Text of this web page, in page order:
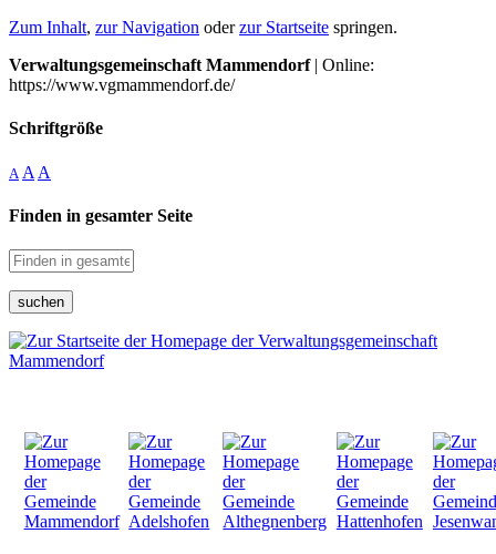
Zum Inhalt, zur Navigation oderzur Startseite springen.
Verwaltungsgemeinschaft Mammendorf| Online:
https://www.vgmammendorf.de/
Schriftgröße
A A A
Finden in gesamter Seite
suchen